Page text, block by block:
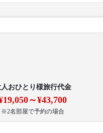
人おひとり様旅行代金
～¥43,700
※2名部屋で予約の場合